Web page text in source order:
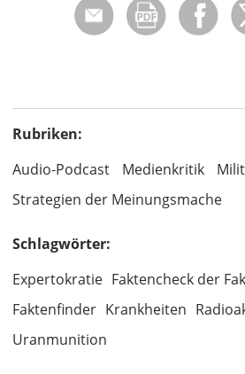
Rubriken:
Audio-Podcast
Medienkritik
Strategien der Meinungsmache
Schlagwörter:
Expertokratie Faktencheck der
Faktenfinder Krankheiten
Uranmunition